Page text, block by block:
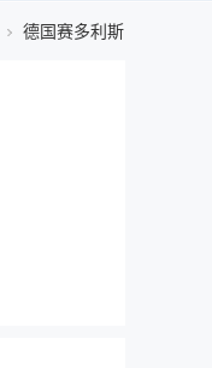
德国赛多利斯